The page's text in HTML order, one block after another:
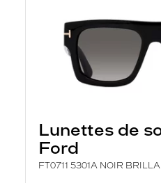
Lunettes de
Ford
FT0711 5301A NOIR